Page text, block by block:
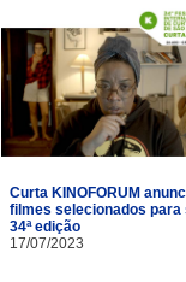
Curta KINOFORUM
filmes selecionados para
34ª edição
17/07/2023